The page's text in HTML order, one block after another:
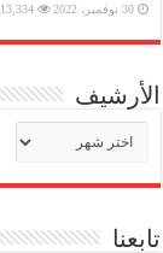
30 نوفمبر، 2022 13,334
الأرشيف
تابعنا